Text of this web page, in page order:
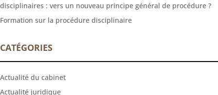
disciplinaires : vers un nouveau principe général de procédure ?
Formation sur la procédure disciplinaire
CATÉGORIES
Actualité du cabinet
Actualité juridique